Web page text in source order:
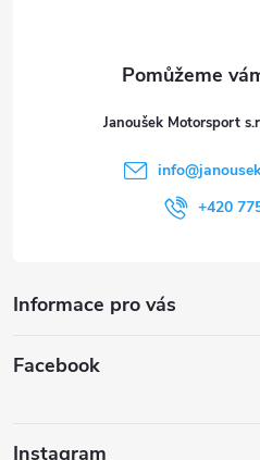
Janoušek Motorsport
info@
+420
Informace pro vás
Facebook
Instagram